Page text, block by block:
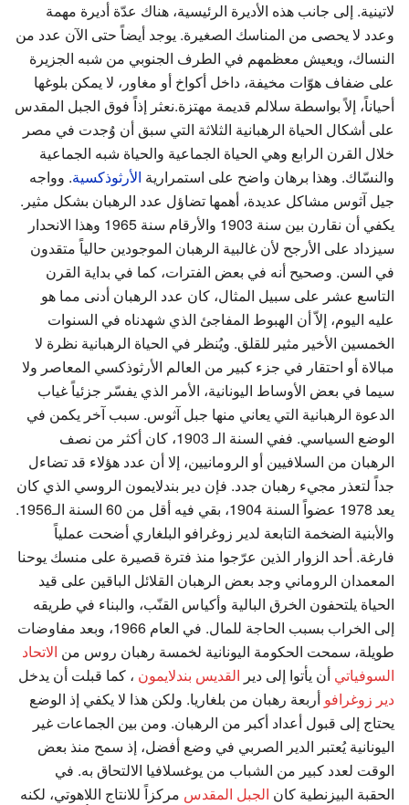
لاتينية. إلى جانب هذه الأديرة الرئيسية، هناك عدّة أديرة مهمة
وعدد لا يحصى من المناسك الصغيرة. يوجد أيضاً حتى الآن عدد من
النساك، ويعيش معظمهم في الطرف الجنوبي من شبه الجزيرة
على ضفاف هوّات مخيفة، داخل أكواخ أو مغاور، لا يمكن بلوغها
أحياناً، إلاً بواسطة سلالم قديمة مهتزة.نعثر إذاً فوق الجبل المقدس
على أشكال الحياة الرهبانية الثلاثة التي سبق أن وُجدت في مصر
خلال القرن الرابع وهي الحياة الجماعية والحياة شبه الجماعية
والنسّاك. وهذا برهان واضح على استمرارية الأرثوذكسية. وواجه
جيل آثوس مشاكل عديدة، أهمها تضاؤل عدد الرهبان بشكل مثير.
يكفي أن نقارن بين سنة 1903 والأرقام سنة 1965 وهذا الانحدار
سيزداد على الأرجح لأن غالبية الرهبان الموجودين حالياً متقدون
في السن. وصحيح أنه في بعض الفترات، كما في بداية القرن
التاسع عشر على سبيل المثال، كان عدد الرهبان أدنى مما هو
عليه اليوم، إلاّ أن الهبوط المفاجئ الذي شهدناه في السنوات
الخمسين الأخير مثير للقلق. ويُنظر في الحياة الرهبانية نظرة لا
مبالاة أو احتقار في جزء كبير من العالم الأرثوذكسي المعاصر ولا
سيما في بعض الأوساط اليونانية، الأمر الذي يفسّر جزئياً غياب
الدعوة الرهبانية التي يعاني منها جبل آثوس. سبب آخر يكمن في
الوضع السياسي. ففي السنة الـ 1903، كان أكثر من نصف
الرهبان من السلافيين أو الرومانيين، إلا أن عدد هؤلاء قد تضاءل
جداً لتعذر مجيء رهبان جدد. فإن دير بندلايمون الروسي الذي كان
يعد 1978 عضواً السنة 1904، بقي فيه أقل من 60 السنة الـ1956.
والأبنية الضخمة التابعة لدير زوغرافو البلغاري أضحت عملياً
فارغة. أحد الزوار الذين عرّجوا منذ فترة قصيرة على منسك يوحنا
المعمدان الروماني وجد بعض الرهبان القلائل الباقين على قيد
الحياة يلتحفون الخرق البالية وأكياس القنّب، والبناء في طريقه
إلى الخراب بسبب الحاجة للمال. في العام 1966، وبعد مفاوضات
طويلة، سمحت الحكومة اليونانية لخمسة رهبان روس من الاتحاد
السوفياتي أن يأتوا إلى دير القديس بندلايمون ، كما قبلت أن يدخل
دير زوغرافو أربعة رهبان من بلغاريا. ولكن هذا لا يكفي إذ الوضع
يحتاج إلى قبول أعداد أكبر من الرهبان. ومن بين الجماعات غير
اليونانية يُعتبر الدير الصربي في وضع أفضل، إذ سمح منذ بعض
الوقت لعدد كبير من الشباب من يوغسلافيا الالتحاق به. في
الحقبة البيزنطية كان الجبل المقدس مركزاً للانتاج اللاهوتي، لكنه